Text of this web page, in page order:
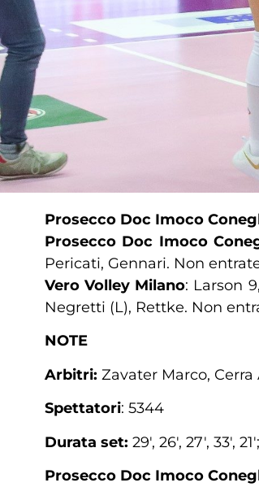
Prosecco Doc Imoco
Prosecco Doc Imoco
Pericati, Gennari. Non
Vero Volley Milano: Larson
Negretti (L), Rettke. Non
NOTE
Arbitri: Zavater Marco, Cerra
Spettatori: 5344
Durata set: 29′, 26′, 27′, 33′,
Prosecco Doc Imoco